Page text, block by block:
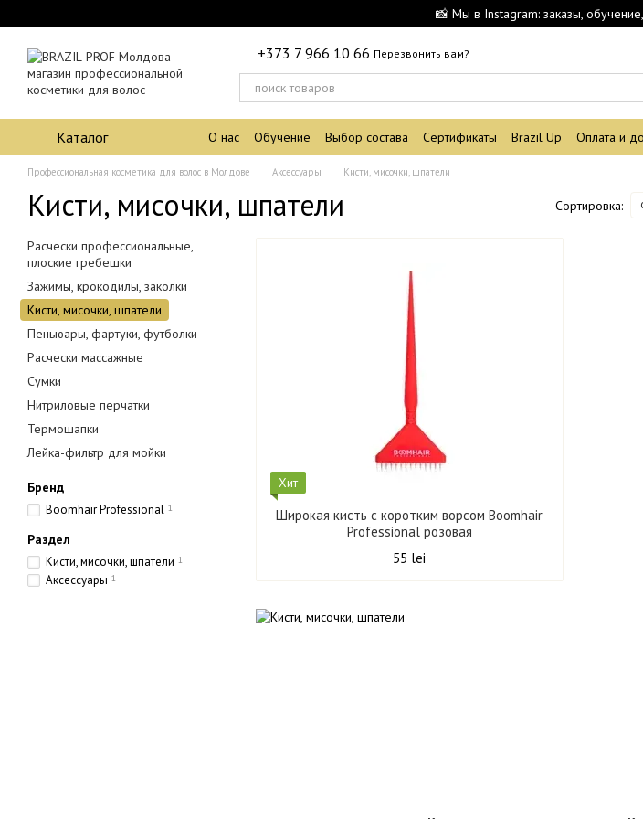
📸 Мы в Instagram: заказы,
+373 7 966 10 66 Перезвонить вам?
Каталог О нас Обучение Выбор состава Сертификаты Brazil Up Оплата и
Профессиональная косметика для волос в Молдове Аксессуары Кисти, мисочки, шпатели
Кисти, мисочки, шпатели Сортировка:
Хит
Широкая кисть с коротким ворсом Boomhair
Professional розовая
55 lei
Расчески профессиональные,
плоские гребешки
Зажимы, крокодилы, заколки
Кисти, мисочки, шпатели
Пеньюары, фартуки, футболки
Расчески массажные
Сумки
Нитриловые перчатки
Термошапки
Лейка-фильтр для мойки
Бренд
Boomhair Professional 1
Раздел
Кисти, мисочки, шпатели 1
Аксессуары 1